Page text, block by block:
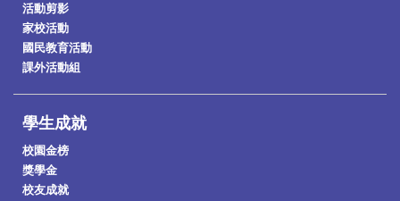
活動剪影
家校活動
國民教育活動
課外活動組
學生成就
校園金榜
獎學金
校友成就